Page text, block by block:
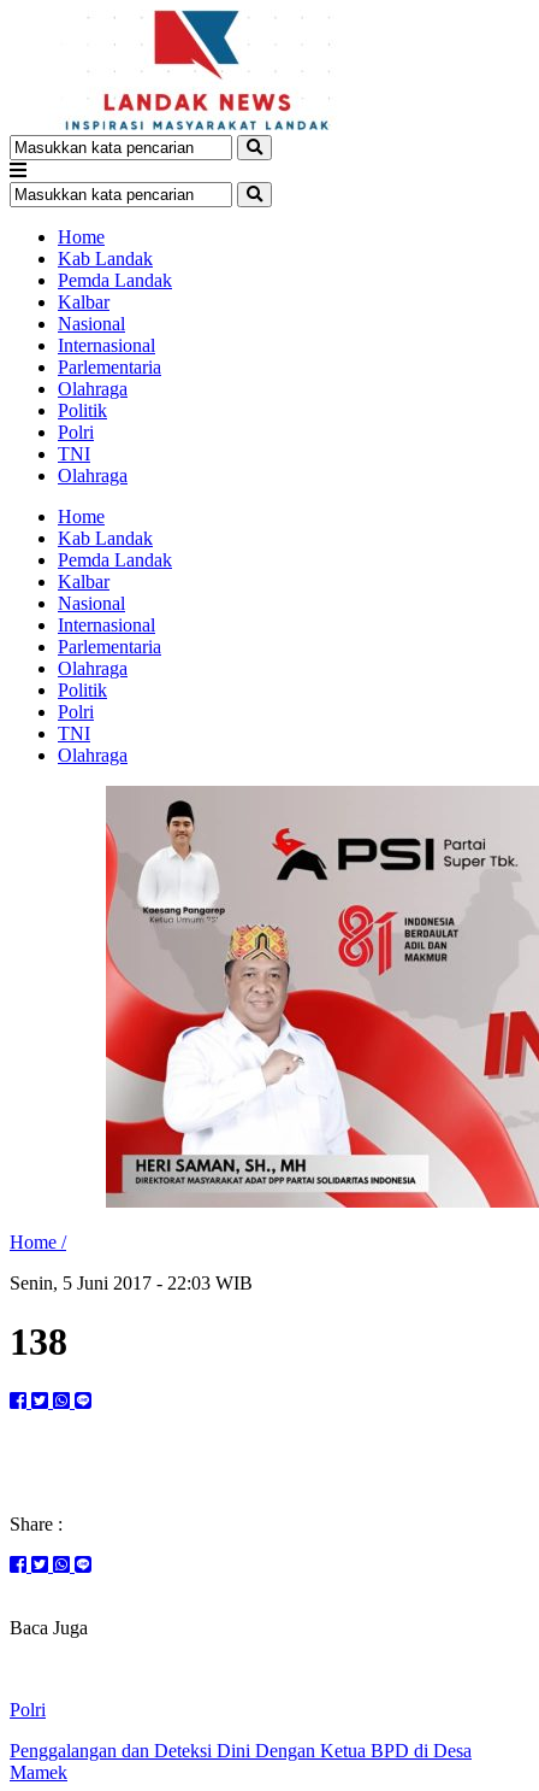
Home
Kab Landak
Pemda Landak
Kalbar
Nasional
Internasional
Parlementaria
Olahraga
Politik
Polri
TNI
Olahraga
Home
Kab Landak
Pemda Landak
Kalbar
Nasional
Internasional
Parlementaria
Olahraga
Politik
Polri
TNI
Olahraga
Home /
Senin, 5 Juni 2017 - 22:03 WIB
138
Share :
Baca Juga
Polri
Penggalangan dan Deteksi Dini Dengan Ketua BPD di Desa
Mamek